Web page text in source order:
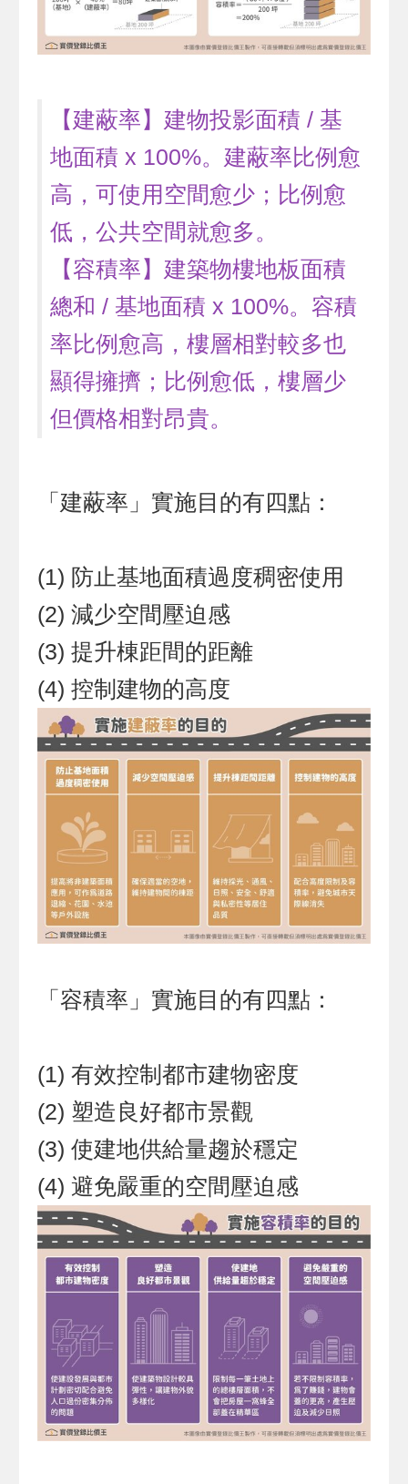
【建蔽率】建物投影面積 / 基
地面積 x 100%。建蔽率比例愈
高，可使用空間愈少；比例愈
低，公共空間就愈多。
【容積率】建築物樓地板面積
總和 / 基地面積 x 100%。容積
率比例愈高，樓層相對較多也
顯得擁擠；比例愈低，樓層少
但價格相對昂貴。
「建蔽率」實施目的有四點：
(1) 防止基地面積過度稠密使用
(2) 減少空間壓迫感
(3) 提升棟距間的距離
(4) 控制建物的高度
「容積率」實施目的有四點：
(1) 有效控制都市建物密度
(2) 塑造良好都市景觀
(3) 使建地供給量趨於穩定
(4) 避免嚴重的空間壓迫感